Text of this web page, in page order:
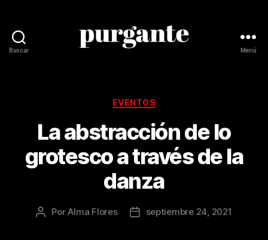
Buscar Menú
Categorías
EVENTOS
La abstracción de lo
grotesco a través de la
danza
Autor
PorAlma Flores
Fechaseptiembre 24, 2021